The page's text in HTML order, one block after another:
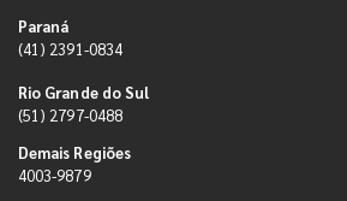
Paraná
(41) 2391-0834
Rio Grande do Sul
(51) 2797-0488
Demais Regiões
4003-9879